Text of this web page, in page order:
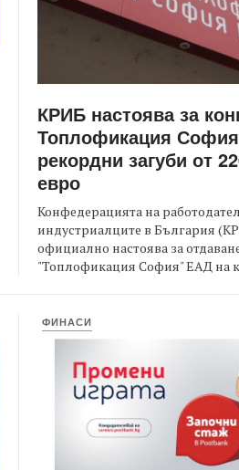
КРИБ настоява за
Топлофикация
рекордни загуби от
евро
Конфедерацията на
индустриалците в България
официално настоява за
"Топлофикация София" ЕАД на
ФИНАСИ